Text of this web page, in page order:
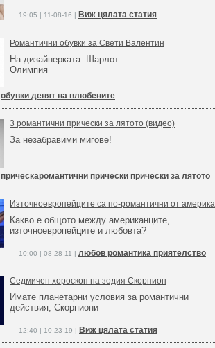
19:05 | 11-08-16 | Виж цялата статия
Романтични обувки за Свети Валентин
На дизайнерката Шарлот
Олимпия
обувки денят на влюбените
3 романтични прически за лятото (видео)
За незабравими мигове!
прическаромантични прически прически за лятото
Източноевропейците са по-романтични от
Какво е общото между американците,
източноевропейците и любовта?
10:00 | 08-28-11 | любов романтика приятелство
Седмичен хороскоп на зодия Скорпион
Имате планетарни условия за романтични
действия, Скорпиони
12:40 | 10-23-19 | Виж цялата статия